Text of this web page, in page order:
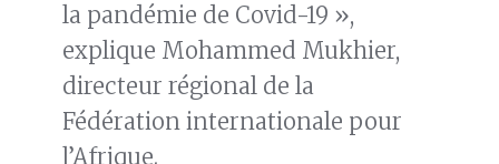
la pandémie de Covid-19 »,
explique Mohammed Mukhier,
directeur régional de la
Fédération internationale pour
l’Afrique.